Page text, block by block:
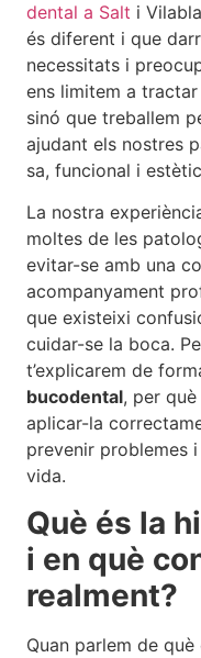
dental a Salt i
és diferent i que
necessitats i
ens limitem a
sinó que treballem
ajudant els nostres
sa, funcional i
La nostra
moltes de les
evitar-se amb una
acompanyament
que existeixi
cuidar-se la boca.
t’explicarem de
bucodental, per
aplicar-la
prevenir problemes
vida.
Què és la
i en què
realment?
Quan parlem de